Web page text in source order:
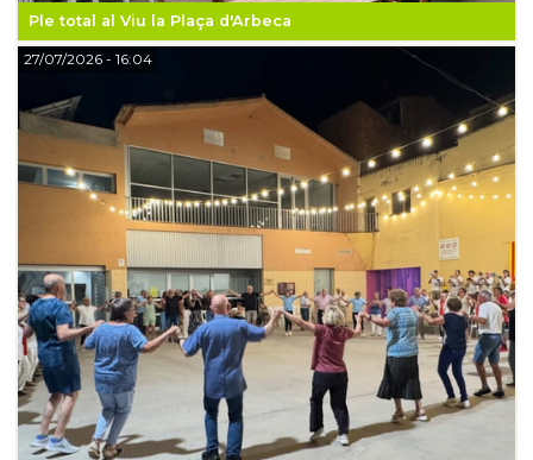
Ple total al Viu la Plaça d'Arbeca
27/07/2026- 16:04